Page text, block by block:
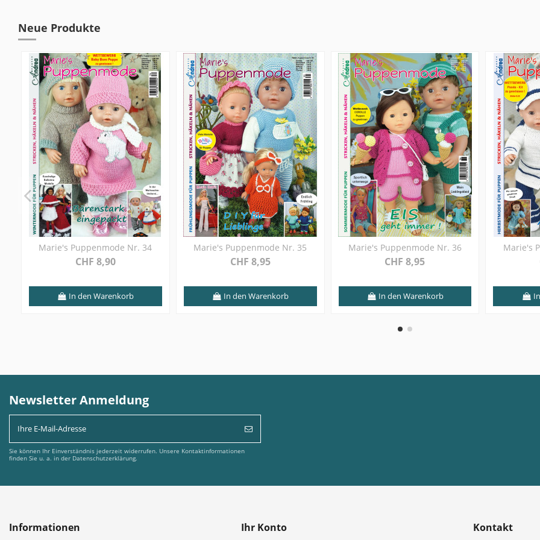
Neue Produkte
Marie's Puppenmode Nr. 34
CHF 8,90
In den Warenkorb
Marie's Puppenmode Nr. 35
CHF 8,95
In den Warenkorb
Marie's Puppenmode Nr. 36
CHF 8,95
In den Warenkorb
Marie's
Newsletter Anmeldung
Sie können Ihr Einverständnis jederzeit widerrufen. Unsere Kontaktinformationen
finden Sie u. a. in der Datenschutzerklärung.
Informationen Ihr Konto Kontakt